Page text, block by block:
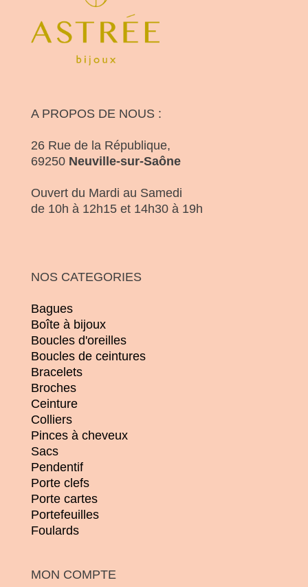
A PROPOS DE NOUS :
26 Rue de la République,
69250 Neuville-sur-Saône
Ouvert du Mardi au Samedi
de 10h à 12h15 et 14h30 à 19h
NOS CATEGORIES
Bagues
Boîte à bijoux
Boucles d'oreilles
Boucles de ceintures
Bracelets
Broches
Ceinture
Colliers
Pinces à cheveux
Sacs
Pendentif
Porte clefs
Porte cartes
Portefeuilles
Foulards
MON COMPTE